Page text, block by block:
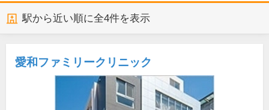
駅から近い順に全4件を表示
愛和ファミリークリニック